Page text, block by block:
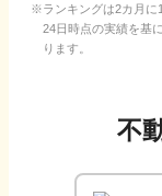
ランキングは2カ月
24日時点の実績を基
ります。
不